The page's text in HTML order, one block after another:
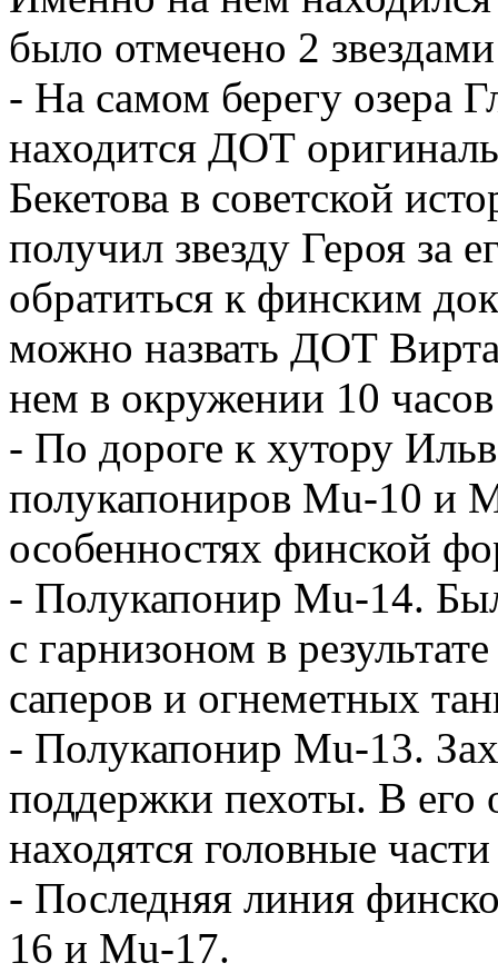
было отмечено 2
- На самом берегу озера
находится ДОТ
Бекетова в советской
получил звезду Героя за
обратиться к финским
можно назвать ДОТ
нем в окружении 10
- По дороге к хутору
полукапониров Mu-10 и
особенностях финской
- Полукапонир Mu-14.
с гарнизоном в
саперов и огнеметных
- Полукапонир Mu-13.
поддержки пехоты. В его
находятся головные
- Последняя линия
16 и Mu-17.